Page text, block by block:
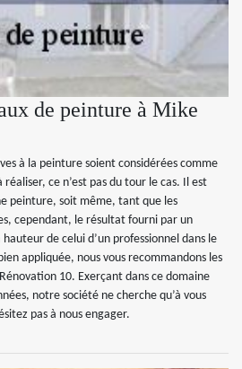
de peinture à Mike
à la peinture soient considérées comme
ce n’est pas du tour le cas. Il est
peinture, soit même, tant que les
cependant, le résultat fourni par un
de celui d’un professionnel dans le
appliquée, nous vous recommandons les
10. Exerçant dans ce domaine
notre société ne cherche qu’à vous
pas à nous engager.